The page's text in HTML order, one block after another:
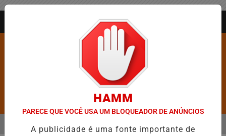
Pesquisar Notícia
DE FIGURAR ENTRE AS CINCO CIDADES MAIS VIOLENTAS DO
MENU
HAMM
PARECE QUE VOCÊ USA UM BLOQUEADOR DE ANÚNCIOS
A publicidade é uma fonte importante de